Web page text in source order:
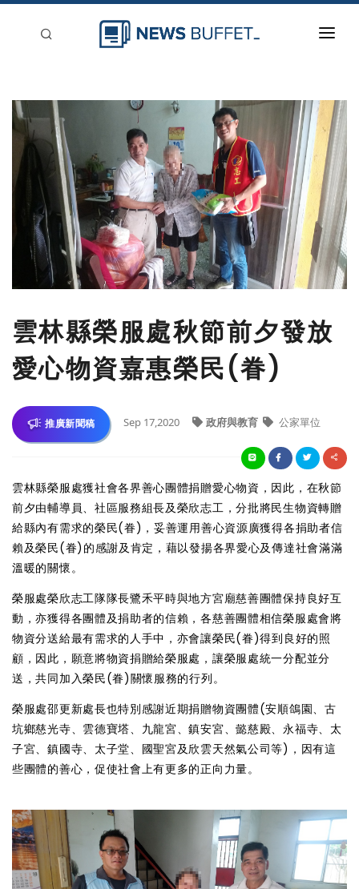
新聞稿分類
登入
刊登
雲林縣榮服處秋節前夕發放
愛心物資嘉惠榮民(眷)
推廣新聞稿 Sep 17,2020 政府與教育 公家單位
雲林縣榮服處獲社會各界善心團體捐贈愛心物資，因此，在秋節
前夕由輔導員、社區服務組長及榮欣志工，分批將民生物資轉贈
給縣內有需求的榮民(眷)，妥善運用善心資源廣獲得各捐助者信
賴及榮民(眷)的感謝及肯定，藉以發揚各界愛心及傳達社會滿滿
溫暖的關懷。
榮服處榮欣志工隊隊長鷺禾平時與地方宮廟慈善團體保持良好互
動，亦獲得各團體及捐助者的信賴，各慈善團體相信榮服處會將
物資分送給最有需求的人手中，亦會讓榮民(眷)得到良好的照
顧，因此，願意將物資捐贈給榮服處，讓榮服處統一分配並分
送，共同加入榮民(眷)關懷服務的行列。
榮服處邵更新處長也特別感謝近期捐贈物資團體(安順鴿園、古
坑鄉慈光寺、雲德寶塔、九龍宮、鎮安宮、懿慈殿、永福寺、太
子宮、鎮國寺、太子堂、國聖宮及欣雲天然氣公司等)，因有這
些團體的善心，促使社會上有更多的正向力量。